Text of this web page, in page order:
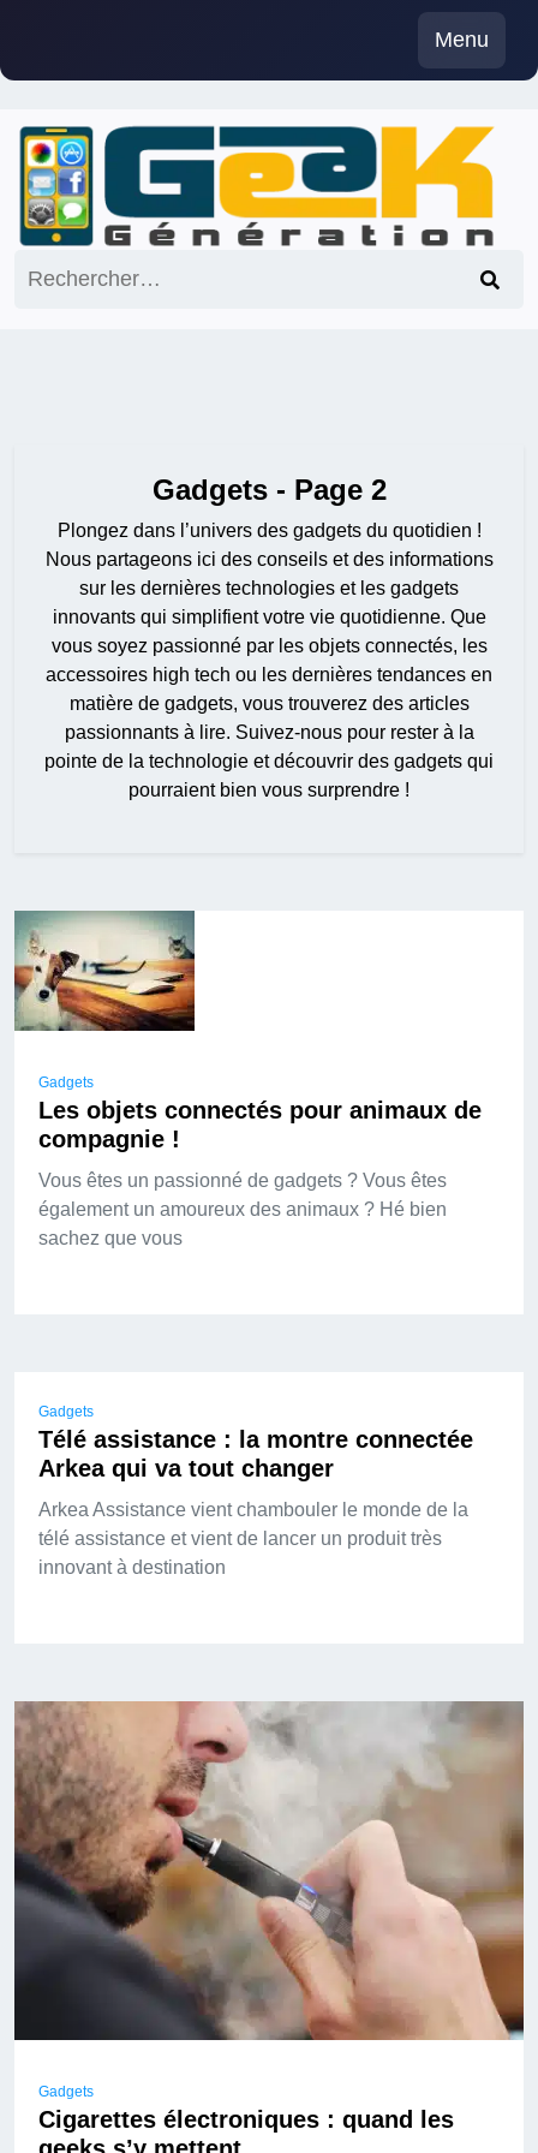
content
Menu
Gadgets - Page 2
Plongez dans l’univers des gadgets du quotidien !
Nous partageons ici des conseils et des informations
sur les dernières technologies et les gadgets
innovants qui simplifient votre vie quotidienne. Que
vous soyez passionné par les objets connectés, les
accessoires high tech ou les dernières tendances en
matière de gadgets, vous trouverez des articles
passionnants à lire. Suivez-nous pour rester à la
pointe de la technologie et découvrir des gadgets qui
pourraient bien vous surprendre !
Gadgets
Les objets connectés pour animaux de
compagnie !
Vous êtes un passionné de gadgets ? Vous êtes
également un amoureux des animaux ? Hé bien
sachez que vous
Gadgets
Télé assistance : la montre connectée
Arkea qui va tout changer
Arkea Assistance vient chambouler le monde de la
télé assistance et vient de lancer un produit très
innovant à destination
Gadgets
Cigarettes électroniques : quand les
geeks s’y mettent